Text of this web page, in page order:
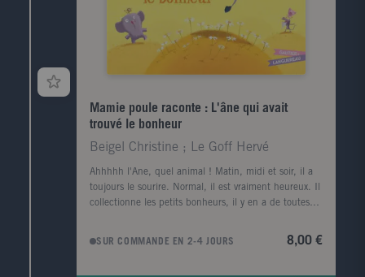
Mamie poule raconte : L'âne qui avait
trouvé le bonheur
Beigel Christine ; Le Goff Hervé
Ahhhhh l'Ane, quel animal ! Matin, midi et soir, il a
toujours le sourire. Normal, il est vraiment heureux. Il
collectionne les petits bonheurs, il y en a de toutes
Les batailles de noyaux avec les copains, c'est un
bonheur cerise. Trouvez le secret du Bonheur avec un
SUR COMMANDE EN 2-4 JOURS 8,00 €